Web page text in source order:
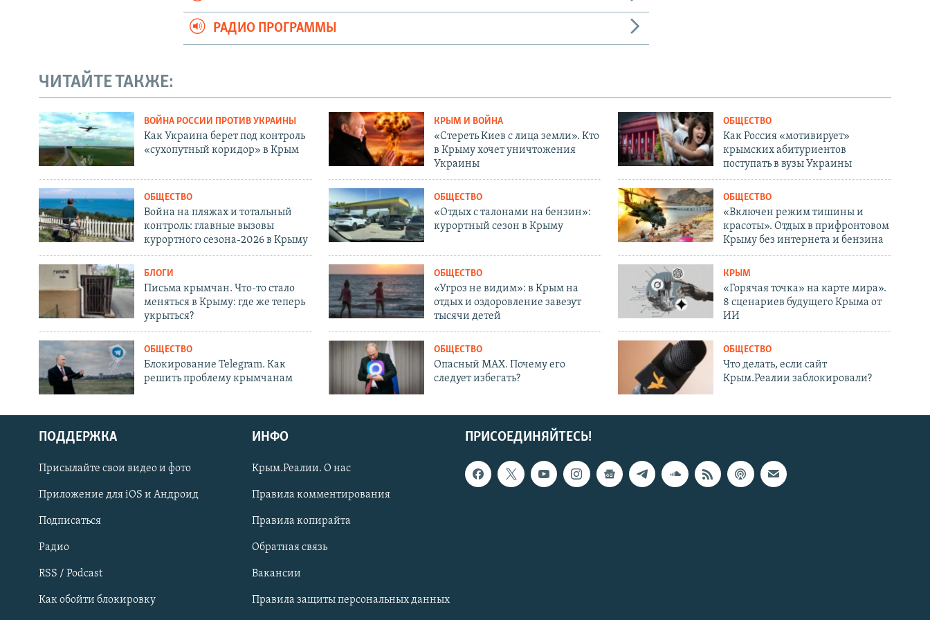
Українською
Qırımtatar
ПРИСОЕДИНЯЙТЕСЬ!
РАДИО ПРОГРАММЫ
ЧИТАЙТЕ ТАКЖЕ:
ВОЙНА РОССИИ ПРОТИВ УКРАИНЫ
Как Украина берет под контроль
«сухопутный коридор» в Крым
КРЫМ И ВОЙНА
«Стереть Киев с лица земли». Кто
в Крыму хочет уничтожения
Украины
ОБЩЕСТВО
Как Россия «мотивирует»
крымских абитуриентов
поступать в вузы Украины
ОБЩЕСТВО
Война на пляжах и тотальный
контроль: главные вызовы
курортного сезона-2026 в Крыму
ОБЩЕСТВО
«Отдых с талонами на бензин»:
курортный сезон в Крыму
ОБЩЕСТВО
«Включен режим тишины и
красоты». Отдых в прифронтовом
Крыму без интернета и бензина
БЛОГИ
Письма крымчан. Что-то стало
меняться в Крыму: где же теперь
укрыться?
ОБЩЕСТВО
«Угроз не видим»: в Крым на
отдых и оздоровление завезут
тысячи детей
КРЫМ
«Горячая точка» на карте мира».
8 сценариев будущего Крыма от
ИИ
ОБЩЕСТВО
Блокирование Telegram. Как
решить проблему крымчанам
ОБЩЕСТВО
Опасный MAX. Почему его
следует избегать?
ОБЩЕСТВО
Что делать, если сайт
Крым.Реалии заблокировали?
ПРИСОЕДИНЯЙТЕСЬ!
ПОДДЕРЖКА
Присылайте свои видео и фото
Приложение для iOS и Андроид
Подписаться
Радио
RSS / Podcast
Как обойти блокировку
ИНФО
Крым.Реалии. О нас
Правила комментирования
Правила копирайта
Обратная связь
Вакансии
Правила защиты персональных данных